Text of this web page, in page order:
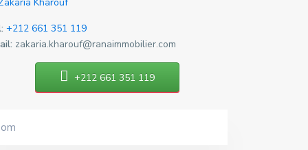
+212 661 351 119
zakaria.kharouf@ranaimmobilier.com
+212 661 351 119